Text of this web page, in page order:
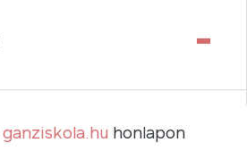
-
ganziskola.hu honlapon